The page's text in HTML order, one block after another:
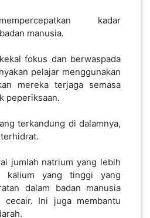
kadar
manusia.
fokus dan berwaspada
pelajar menggunakan
mereka terjaga semasa
peperiksaan.
terkandung di dalamnya,
jumlah natrium yang lebih
kalium yang tinggi yang
dalam badan manusia
cecair. Ini juga membantu